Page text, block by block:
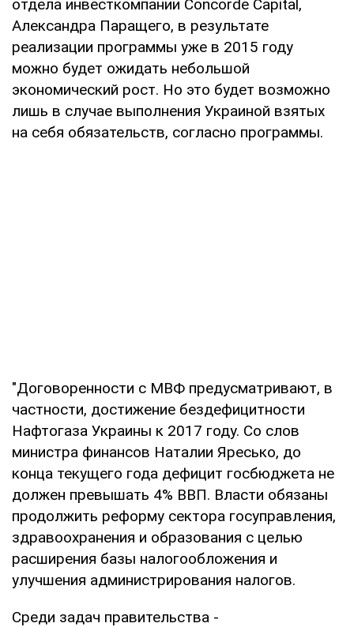
отдела инвесткомпании Concorde Capital,
Александра Паращего, в результате
реализации программы уже в 2015 году
можно будет ожидать небольшой
экономический рост. Но это будет возможно
лишь в случае выполнения Украиной взятых
на себя обязательств, согласно программы.
"Договоренности с МВФ предусматривают, в
частности, достижение бездефицитности
Нафтогаза Украины к 2017 году. Со слов
министра финансов Наталии Яресько, до
конца текущего года дефицит госбюджета не
должен превышать 4% ВВП. Власти обязаны
продолжить реформу сектора госуправления,
здравоохранения и образования с целью
расширения базы налогообложения и
улучшения администрирования налогов.
Среди задач правительства -